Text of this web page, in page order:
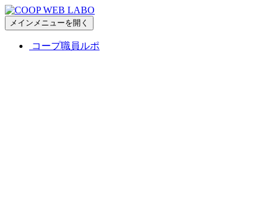
メインメニューを開く
コープ職員ルポ